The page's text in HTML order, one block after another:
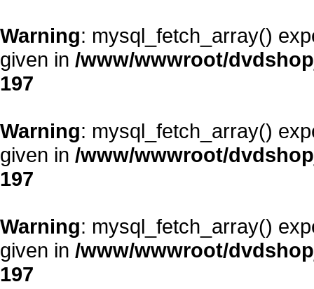
Warning: mysql_fetch_array()
given in /www/wwwroot/
197
Warning: mysql_fetch_array()
given in /www/wwwroot/
197
Warning: mysql_fetch_array()
given in /www/wwwroot/
197